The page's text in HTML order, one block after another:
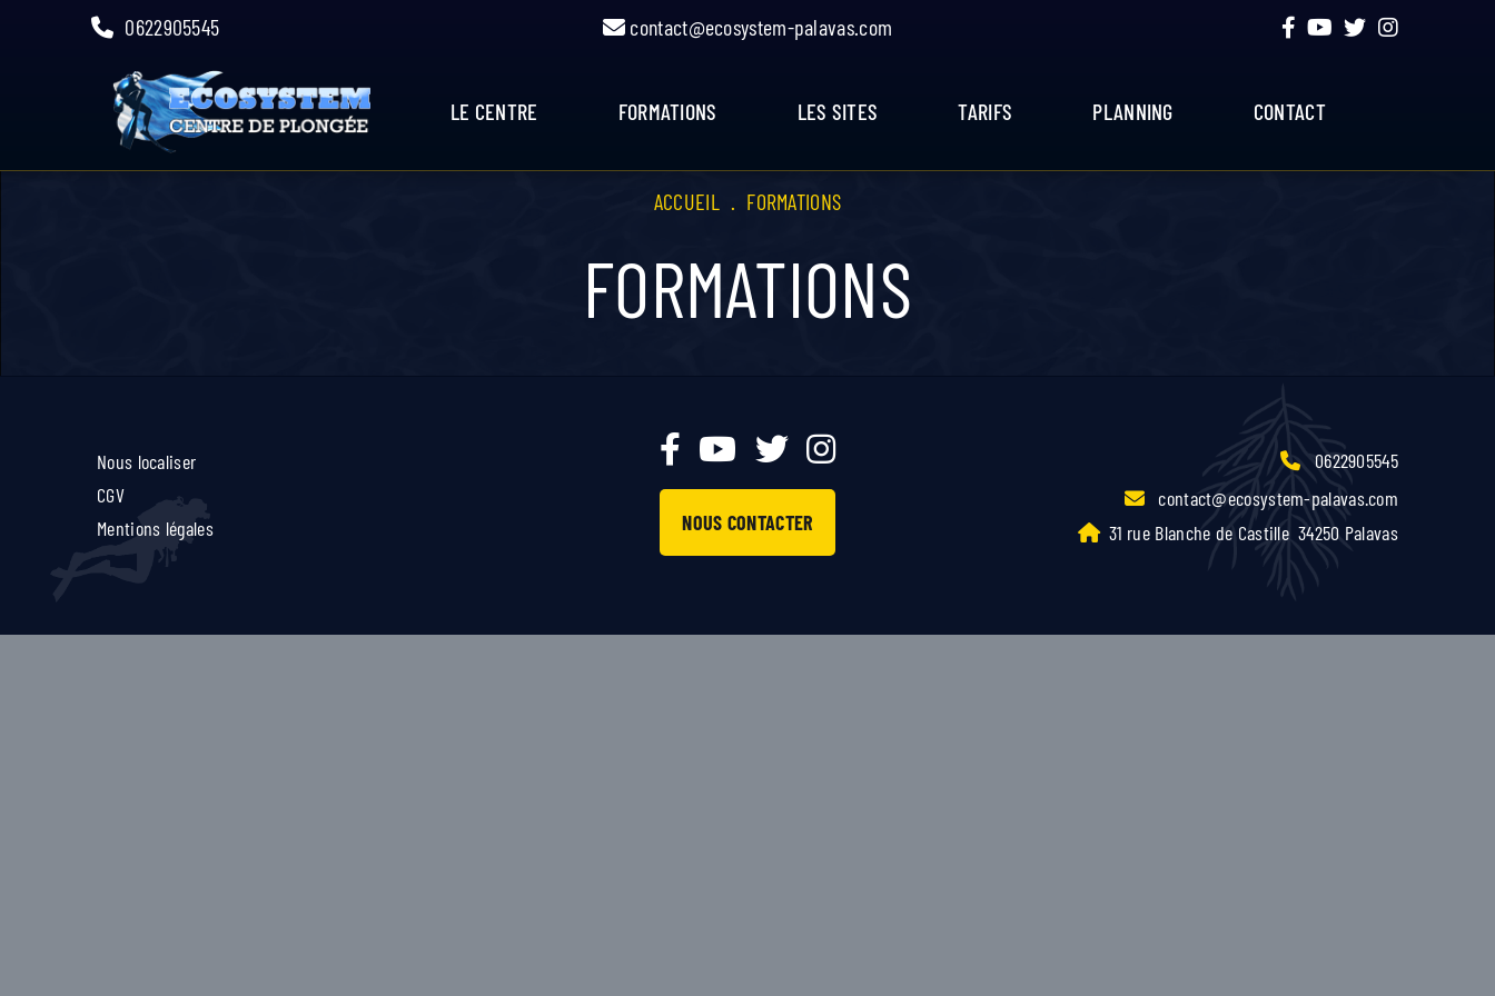
0622905545 contact@ecosystem-palavas.com
LE CENTRE FORMATIONS LES SITES TARIFS PLANNING CONTACT
ACCUEIL . FORMATIONS
FORMATIONS
Nous localiser
CGV
Mentions légales
NOUS CONTACTER
0622905545
contact@ecosystem-palavas.com
31 rue Blanche de Castille 34250 Palavas